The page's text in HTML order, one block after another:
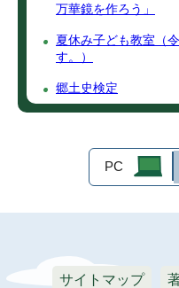
万華鏡を作ろう」
夏休み子ども教室（
す。）
郷土史検定
PC
サイトマップ